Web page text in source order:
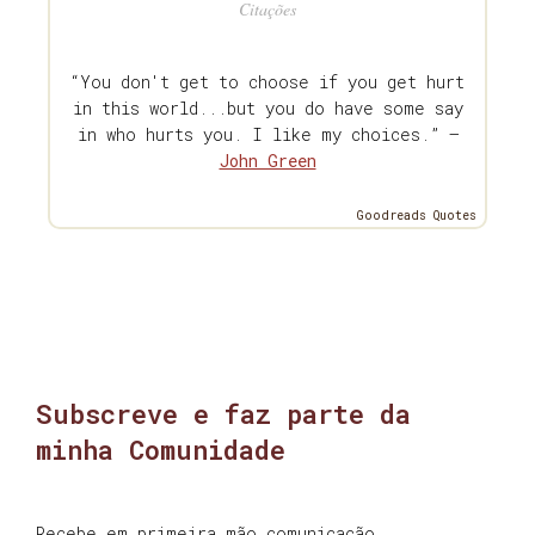
Citações
“You don't get to choose if you get hurt
in this world...but you do have some say
in who hurts you. I like my choices.” —
John Green
Goodreads Quotes
Subscreve e faz parte da
minha Comunidade